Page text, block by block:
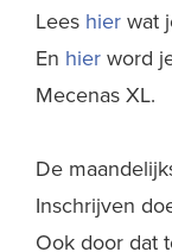
Lees hier wat
En hier word
Mecenas XL.
De
Inschrijven
Ook door dat